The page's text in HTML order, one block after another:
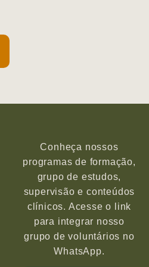
Conheça nossos
programas de formação,
grupo de estudos,
supervisão e conteúdos
clínicos. Acesse o link
para integrar nosso
grupo de voluntários no
WhatsApp.